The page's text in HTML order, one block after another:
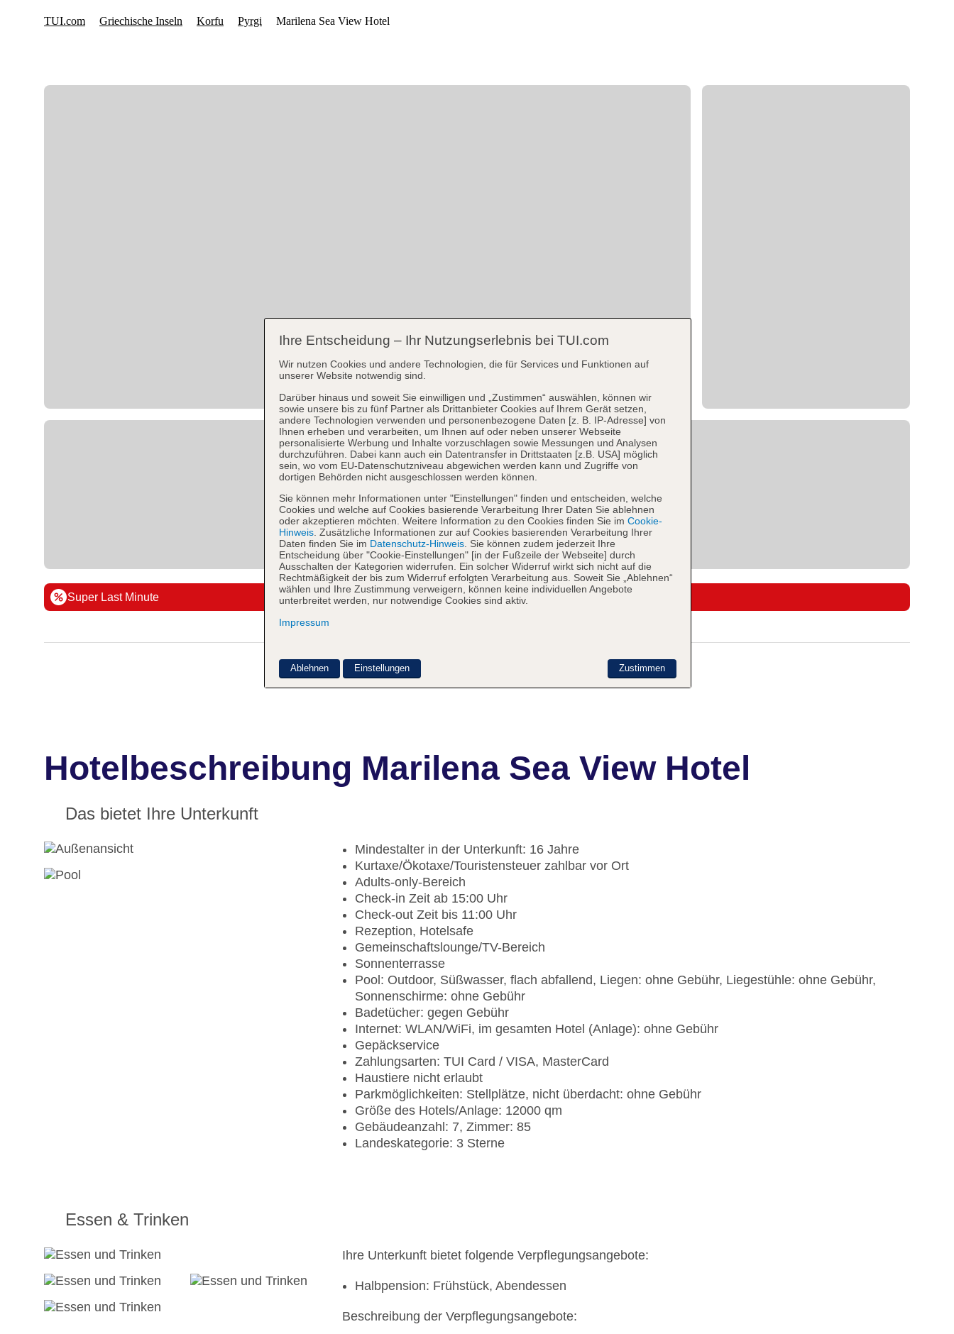
Super Last Minute
Hotelbeschreibung Marilena Sea View Hotel
Das bietet Ihre Unterkunft
Mindestalter in der Unterkunft: 16 Jahre
Kurtaxe/Ökotaxe/Touristensteuer zahlbar vor Ort
Adults-only-Bereich
Check-in Zeit ab 15:00 Uhr
Check-out Zeit bis 11:00 Uhr
Rezeption, Hotelsafe
Gemeinschaftslounge/TV-Bereich
Sonnenterrasse
Pool: Outdoor, Süßwasser, flach abfallend, Liegen: ohne Gebühr, Liegestühle: ohne Gebühr,
Sonnenschirme: ohne Gebühr
Badetücher: gegen Gebühr
Internet: WLAN/WiFi, im gesamten Hotel (Anlage): ohne Gebühr
Gepäckservice
Zahlungsarten: TUI Card / VISA, MasterCard
Haustiere nicht erlaubt
Parkmöglichkeiten: Stellplätze, nicht überdacht: ohne Gebühr
Größe des Hotels/Anlage: 12000 qm
Gebäudeanzahl: 7, Zimmer: 85
Landeskategorie: 3 Sterne
Essen & Trinken
Ihre Unterkunft bietet folgende Verpflegungsangebote:
Halbpension: Frühstück, Abendessen
Beschreibung der Verpflegungsangebote:
Ihre Entscheidung – Ihr Nutzungserlebnis bei TUI.com
Wir nutzen Cookies und andere Technologien, die für Services und Funktionen auf
unserer Website notwendig sind.
Darüber hinaus und soweit Sie einwilligen und „Zustimmen“ auswählen, können wir
sowie unsere bis zu fünf Partner als Drittanbieter Cookies auf Ihrem Gerät setzen,
andere Technologien verwenden und personenbezogene Daten [z. B. IP-Adresse] von
Ihnen erheben und verarbeiten, um Ihnen auf oder neben unserer Webseite
personalisierte Werbung und Inhalte vorzuschlagen sowie Messungen und Analysen
durchzuführen. Dabei kann auch ein Datentransfer in Drittstaaten [z.B. USA] möglich
sein, wo vom EU-Datenschutzniveau abgewichen werden kann und Zugriffe von
dortigen Behörden nicht ausgeschlossen werden können.
Sie können mehr Informationen unter "Einstellungen" finden und entscheiden, welche
Cookies und welche auf Cookies basierende Verarbeitung Ihrer Daten Sie ablehnen
oder akzeptieren möchten. Weitere Information zu den Cookies finden Sie im Cookie-
Hinweis . Zusätzliche Informationen zur auf Cookies basierenden Verarbeitung Ihrer
Daten finden Sie im Datenschutz-Hinweis . Sie können zudem jederzeit Ihre
Entscheidung über "Cookie-Einstellungen" [in der Fußzeile der Webseite] durch
Ausschalten der Kategorien widerrufen. Ein solcher Widerruf wirkt sich nicht auf die
Rechtmäßigkeit der bis zum Widerruf erfolgten Verarbeitung aus. Soweit Sie „Ablehnen“
wählen und Ihre Zustimmung verweigern, können keine individuellen Angebote
unterbreitet werden, nur notwendige Cookies sind aktiv.
Impressum
Zustimmen
Ablehnen Einstellungen